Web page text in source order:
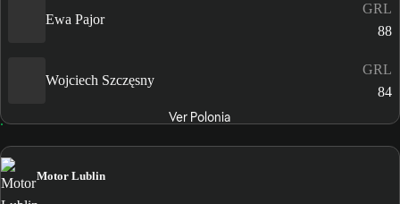
Ewa Pajor
GRL
88
Wojciech Szczęsny
GRL
84
Ver Polonia
Motor Lublin